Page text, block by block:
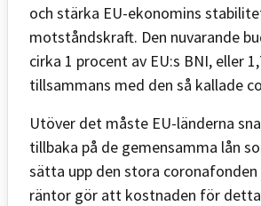
och stärka EU-ekonomins
motståndskraft. Den nuvarande
cirka 1 procent av EU:s BNI, eller
tillsammans med den så kallade
Utöver det måste EU-länderna
tillbaka på de gemensamma lån
sätta upp den stora coronafonden
räntor gör att kostnaden för